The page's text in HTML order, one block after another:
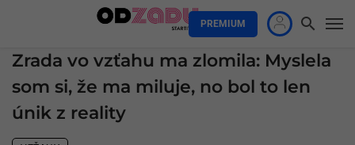
PREMIUM
Zrada vo vzťahu ma zlomila: Myslela
som si, že ma miluje, no bol to len
únik z reality